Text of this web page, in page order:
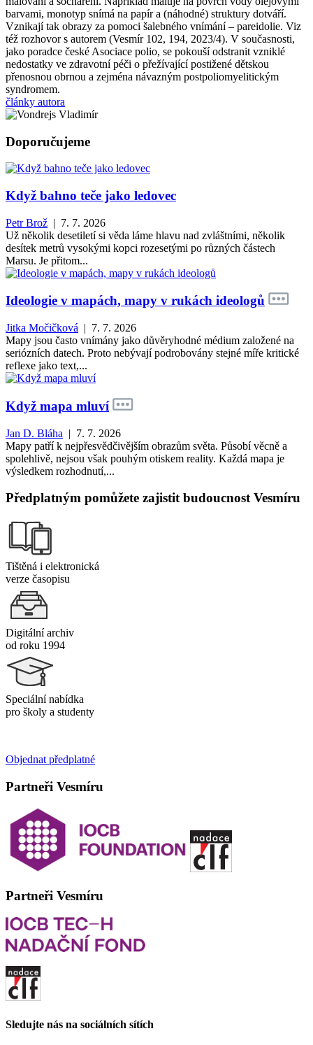
barvami, monotyp snímá na papír a (náhodné) struktury dotváří.
Vznikají tak obrazy za pomoci šalebného vnímání – pareidolie. Viz
též rozhovor s autorem (Vesmír 102, 194, 2023/4). V současnosti,
jako poradce české Asociace polio, se pokouší odstranit vzniklé
nedostatky ve zdravotní péči o přežívající postižené dětskou
přenosnou obrnou a zejména návazným postpoliomyelitickým
syndromem.
články autora
Doporučujeme
Když bahno teče jako ledovec
Petr Brož | 7. 7. 2026
Už několik desetiletí si věda láme hlavu nad zvláštními, několik
desítek metrů vysokými kopci rozesetými po různých částech
Marsu. Je přitom...
Ideologie v mapách, mapy v rukách ideologů
Jitka Močičková | 7. 7. 2026
Mapy jsou často vnímány jako důvěryhodné médium založené na
seriózních datech. Proto nebývají podrobovány stejné míře kritické
reflexe jako text,...
Když mapa mluví
Jan D. Bláha | 7. 7. 2026
Mapy patří k nejpřesvědčivějším obrazům světa. Působí věcně a
spolehlivě, nejsou však pouhým otiskem reality. Každá mapa je
výsledkem rozhodnutí,...
Předplatným pomůžete zajistit budoucnost Vesmíru
Tištěná i elektronická
verze časopisu
Digitální archiv
od roku 1994
Speciální nabídka
pro školy a studenty
Objednat předplatné
Partneři Vesmíru
Partneři Vesmíru
Sledujte nás na sociálních sítích